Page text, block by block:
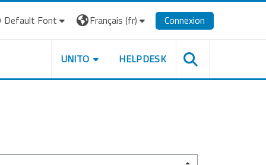
Default Font Français ‎(fr)‎ Connexion
UNITO HELPDESK